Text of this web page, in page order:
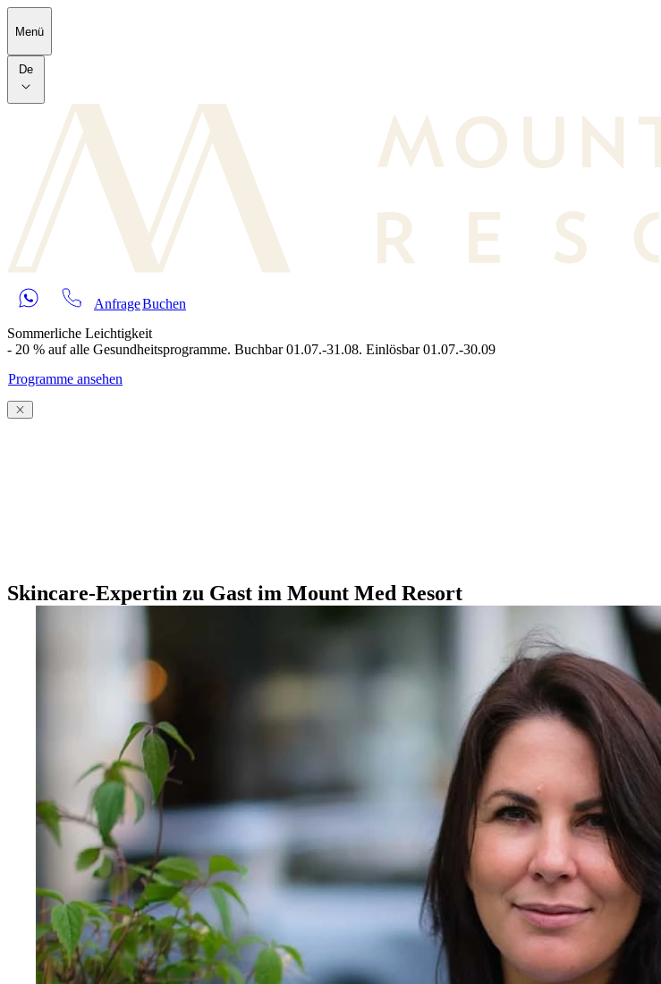
Skip to main content
Menü
De
AnfrageBuchen
Sommerliche Leichtigkeit
- 20 % auf alle Gesundheitsprogramme. Buchbar 01.07.-31.08. Einlösbar 01.07.-30.09
Programme ansehen
Skincare-Expertin zu Gast im Mount Med Resort